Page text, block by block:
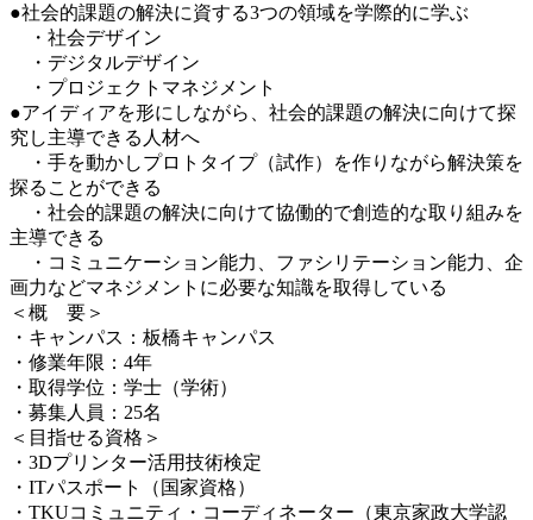
●社会的課題の解決に資する3つの領域を学際的に学ぶ
・社会デザイン
・デジタルデザイン
・プロジェクトマネジメント
●アイディアを形にしながら、社会的課題の解決に向けて探
究し主導できる人材へ
・手を動かしプロトタイプ（試作）を作りながら解決策を
探ることができる
・社会的課題の解決に向けて協働的で創造的な取り組みを
主導できる
・コミュニケーション能力、ファシリテーション能力、企
画力などマネジメントに必要な知識を取得している
＜概 要＞
・キャンパス：板橋キャンパス
・修業年限：4年
・取得学位：学士（学術）
・募集人員：25名
＜目指せる資格＞
・3Dプリンター活用技術検定
・ITパスポート（国家資格）
・TKUコミュニティ・コーディネーター（東京家政大学認